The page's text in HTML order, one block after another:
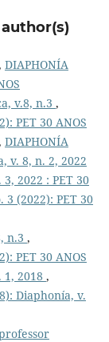
DIAPHONÍA
v.8, n.3 ,
PET 30 ANOS
DIAPHONÍA
v. 8, n. 2, 2022
2022 : PET 30
3 (2022): PET 30
n.3 ,
PET 30 ANOS
2018 ,
Diaphonía, v.